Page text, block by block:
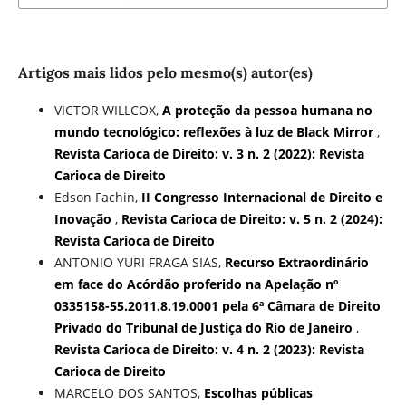
Artigos mais lidos pelo mesmo(s) autor(es)
VICTOR WILLCOX, A proteção da pessoa humana no
mundo tecnológico: reflexões à luz de Black Mirror ,
Revista Carioca de Direito: v. 3 n. 2 (2022): Revista
Carioca de Direito
Edson Fachin, II Congresso Internacional de Direito e
Inovação , Revista Carioca de Direito: v. 5 n. 2 (2024):
Revista Carioca de Direito
ANTONIO YURI FRAGA SIAS, Recurso Extraordinário
em face do Acórdão proferido na Apelação nº
0335158-55.2011.8.19.0001 pela 6ª Câmara de Direito
Privado do Tribunal de Justiça do Rio de Janeiro ,
Revista Carioca de Direito: v. 4 n. 2 (2023): Revista
Carioca de Direito
MARCELO DOS SANTOS, Escolhas públicas